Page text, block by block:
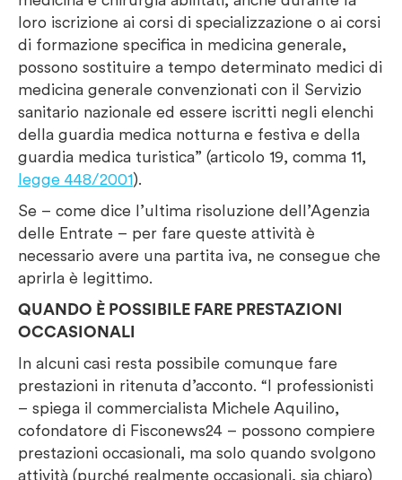
loro iscrizione ai corsi di specializzazione o ai corsi
di formazione specifica in medicina generale,
possono sostituire a tempo determinato medici di
medicina generale convenzionati con il Servizio
sanitario nazionale ed essere iscritti negli elenchi
della guardia medica notturna e festiva e della
guardia medica turistica” (articolo 19, comma 11,
legge 448/2001).
Se – come dice l’ultima risoluzione dell’Agenzia
delle Entrate – per fare queste attività è
necessario avere una partita iva, ne consegue che
aprirla è legittimo.
QUANDO È POSSIBILE FARE PRESTAZIONI
OCCASIONALI
In alcuni casi resta possibile comunque fare
prestazioni in ritenuta d’acconto. “I professionisti
– spiega il commercialista Michele Aquilino,
cofondatore di Fisconews24 ­– possono compiere
prestazioni occasionali, ma solo quando svolgono
attività (purché realmente occasionali, sia chiaro)